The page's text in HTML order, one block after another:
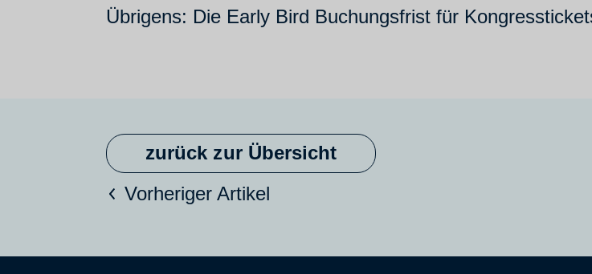
Übrigens: Die Early Bird Buchungsfrist für
zurück zur Übersicht
Vorheriger Artikel